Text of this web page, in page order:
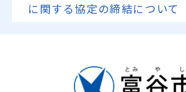
に関する協定の締結について